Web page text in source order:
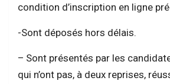
condition d’inscription en ligne
-Sont déposés hors délais.
– Sont présentés par les
qui n’ont pas, à deux reprises,